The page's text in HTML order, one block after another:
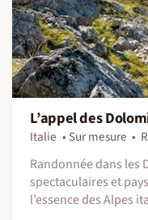
L’appel des
Italie Sur mesure
Randonnée dans les
spectaculaires et
l’essence des Alpes